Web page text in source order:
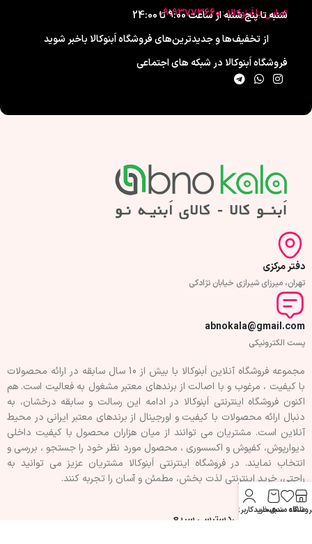
تماس با اَبنوکالا : 09193773660
شنبه تا پنج شنبه از ساعت 9:00 تا 24:00
از تخفیف‌ها و جدیدترین‌های فروشگاه اَبنوکالا باخبر شوید
فروشگاه اَبنوکالا در شبکه های اجتماعی
دفتر مرکزی
تهران، میرزای شیرازی خیابان نژادکی
abnokala@gmail.com
پست الکترونیکی
مجموعه فروشگاه آنلاین اَبنوکالا با بیش از 10 سال سابقه در ارائه محصولات
با کيفيت ، مرغوب و با اصالت از برندهای معتبر مشغول به فعاليت است. هم
اکنون فروشگاه اینترنتی اَبنوکالا در ادامه اين رسالت و سابقه درخشان، به
دنبال ارائه محصولات با کيفيت و اورجينال از برندهای معتبر ايرانی در محيط
آنلاين است. مشتريان می توانند از ميان هزاران محصول با کيفيت داخلی
دیوارپوش، کفپوش و اکسسوری ، محصول مورد نظر خود را جستجو ، بررسی و
انتخاب نمايند. در فروشگاه اینترنتی اَبنوکالا مشتريان عزیز می توانيد به
راحتی، خرید اینترنتی لذت بخش، مطمئن و آسان را تجربه کنند.
فهرست سفارشیدسترسی سریع
علاقه مندیسبد خرید
حساب کاربری من